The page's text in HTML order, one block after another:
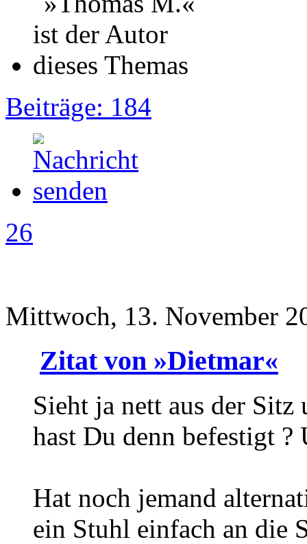
Beiträge: 184
26
Mittwoch, 13. November
Zitat von »Dietmar«
Sieht ja nett aus der Sitz
hast Du denn befestigt ?
Hat noch jemand
ein Stuhl einfach an die